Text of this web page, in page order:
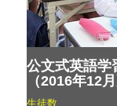
公文式英語学
（2016年12月
生徒数